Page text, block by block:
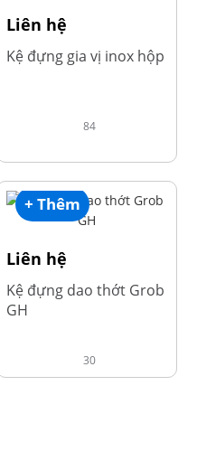
Liên hệ
Kệ đựng gia vị inox hộp
84
+ Thêm
Liên hệ
Kệ đựng dao thớt Grob
GH
30